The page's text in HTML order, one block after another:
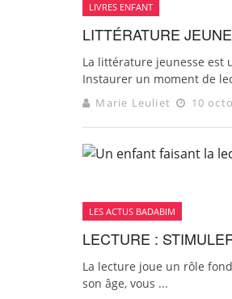
LIVRES ENFANT
LITTÉRATURE
La littérature jeunesse est
Instaurer un moment de
Marie Leuliet 10
LES ACTUS BADABIM
LECTURE :
La lecture joue un rôle
son âge, vous ...